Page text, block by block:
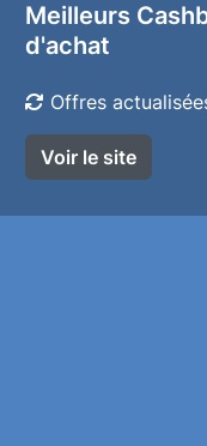
Meilleurs
d'achat
Offres
Voir le site